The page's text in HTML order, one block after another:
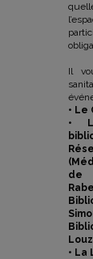
Il
• Le
•
de
•